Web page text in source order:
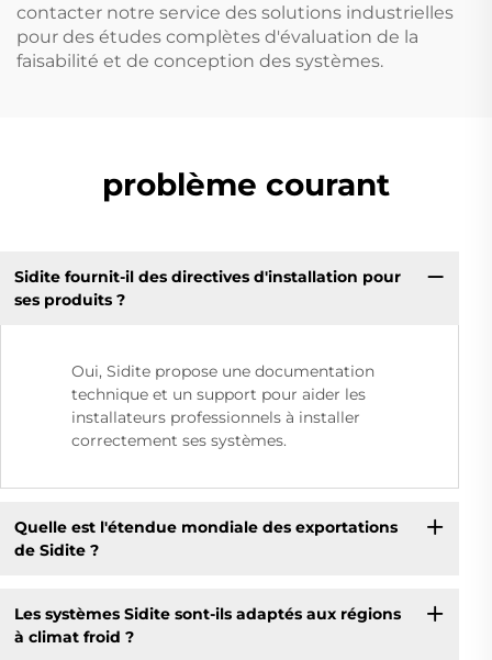
contacter notre service des solutions industrielles
pour des études complètes d'évaluation de la
faisabilité et de conception des systèmes.
problème courant
Sidite fournit-il des directives d'installation pour
ses produits ?
Oui, Sidite propose une documentation
technique et un support pour aider les
installateurs professionnels à installer
correctement ses systèmes.
Quelle est l'étendue mondiale des exportations
de Sidite ?
Les systèmes Sidite sont-ils adaptés aux régions
à climat froid ?